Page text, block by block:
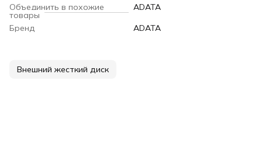
Объединить в похожие
товары
ADATA
Бренд
ADATA
Внешний жесткий диск